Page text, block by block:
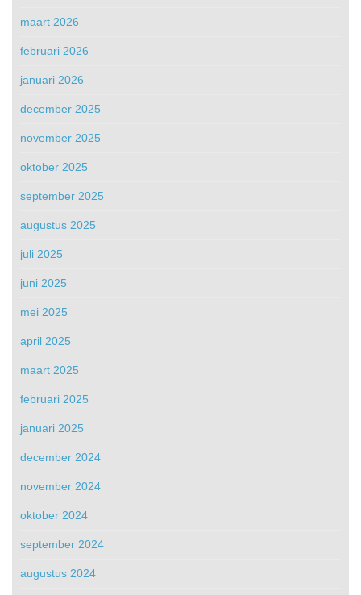
maart 2026
februari 2026
januari 2026
december 2025
november 2025
oktober 2025
september 2025
augustus 2025
juli 2025
juni 2025
mei 2025
april 2025
maart 2025
februari 2025
januari 2025
december 2024
november 2024
oktober 2024
september 2024
augustus 2024